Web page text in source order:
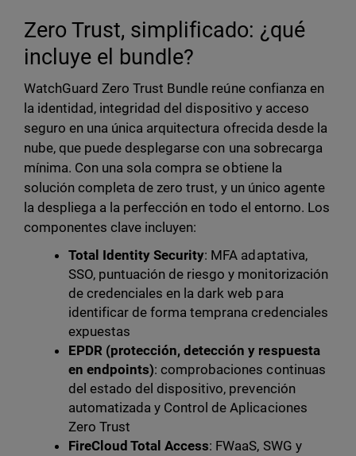
Zero Trust, simplificado: ¿qué
incluye el bundle?
WatchGuard Zero Trust Bundle reúne confianza en
la identidad, integridad del dispositivo y acceso
seguro en una única arquitectura ofrecida desde la
nube, que puede desplegarse con una sobrecarga
mínima. Con una sola compra se obtiene la
solución completa de zero trust, y un único agente
la despliega a la perfección en todo el entorno. Los
componentes clave incluyen:
Total Identity Security: MFA adaptativa,
SSO, puntuación de riesgo y monitorización
de credenciales en la dark web para
identificar de forma temprana credenciales
expuestas
EPDR (protección, detección y respuesta
en endpoints): comprobaciones continuas
del estado del dispositivo, prevención
automatizada y Control de Aplicaciones
Zero Trust
FireCloud Total Access: FWaaS, SWG y